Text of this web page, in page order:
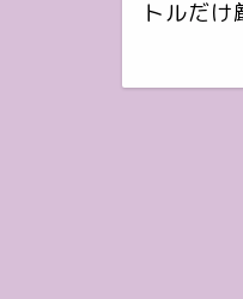
トルだけ